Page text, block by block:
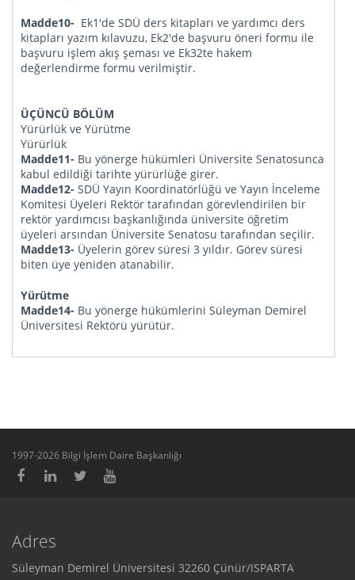
Madde10- Ek1'de SDÜ ders kitapları ve yardımcı ders
kitapları yazım kılavuzu, Ek2'de başvuru öneri formu ile
başvuru işlem akış şeması ve Ek32te hakem
değerlendirme formu verilmiştir.
ÜÇÜNCÜ BÖLÜM
Yürürlük ve Yürütme
Yürürlük
Madde11- Bu yönerge hükümleri Üniversite Senatosunca
kabul edildiği tarihte yürürlüğe girer.
Madde12- SDÜ Yayın Koordinatörlüğü ve Yayın İnceleme
Komitesi Üyeleri Rektör tarafından görevlendirilen bir
rektör yardımcısı başkanlığında üniversite öğretim
üyeleri arsından Üniversite Senatosu tarafından seçilir.
Madde13- Üyelerin görev süresi 3 yıldır. Görev süresi
biten üye yeniden atanabilir.
Yürütme
Madde14- Bu yönerge hükümlerini Süleyman Demirel
Üniversitesi Rektörü yürütür.
1997-2026 Bilgi İşlem Daire Başkanlığı
Adres
Süleyman Demirel Üniversitesi 32260 Çünür/ISPARTA